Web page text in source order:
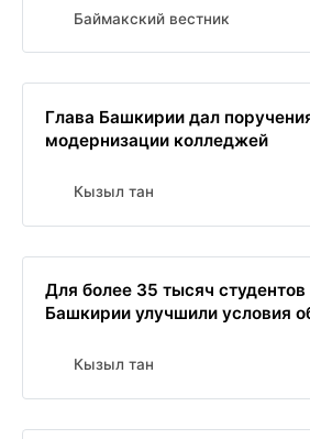
Баймакский вестник
Глава Башкирии дал
модернизации колледжей
Кызыл тан
Для более 35 тысяч
Башкирии улучшили условия
Кызыл тан